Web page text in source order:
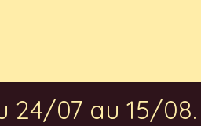
24/07 au 15/08.